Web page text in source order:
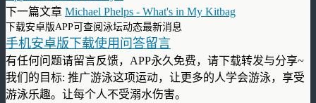
下一篇文章 Michael Phelps - What's in My Kitbag
下载安卓版APP可查阅泳坛动态最新消息
手机安卓版下载使用问答留言
有任何问题请留言反馈，APP永久免费，请下载转发与分享~
我们的目标: 推广游泳这项运动，让更多的人学会游泳，享受
游泳乐趣。让每个人不受溺水伤害。